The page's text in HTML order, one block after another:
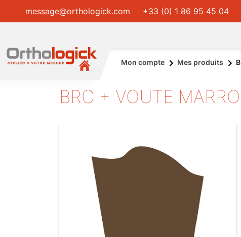
message@orthologick.com +33 (0) 1 86 95 45 04
Mon compte Mes produits
BRC + VOUTE